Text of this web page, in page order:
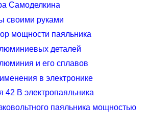
Самоделкина
своими руками
мощности паяльника
деталей
и его сплавов
в электронике
42 В электропаяльника
паяльника мощностью